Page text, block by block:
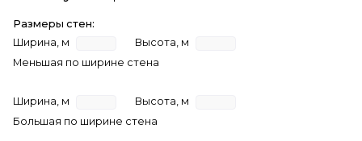
Размеры стен:
Ширина, м
Высота, м
Меньшая по ширине стена
Ширина, м
Высота, м
Большая по ширине стена